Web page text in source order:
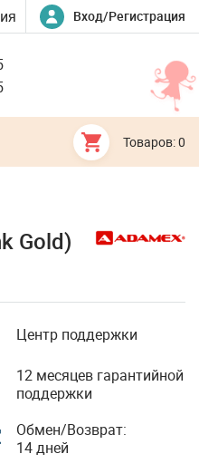
Вход/Регистрация
Товаров: 0
Gold)
Центр поддержки
12 месяцев гарантийной
поддержки
Обмен/Возврат:
14 дней